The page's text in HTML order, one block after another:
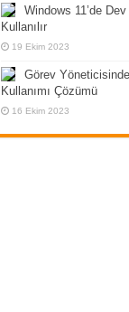
Windows 11’de
Kullanılır
19 Ekim 2023
Görev
Kullanımı Çözümü
16 Ekim 2023